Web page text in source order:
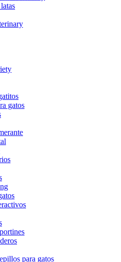
gatos
para gatos